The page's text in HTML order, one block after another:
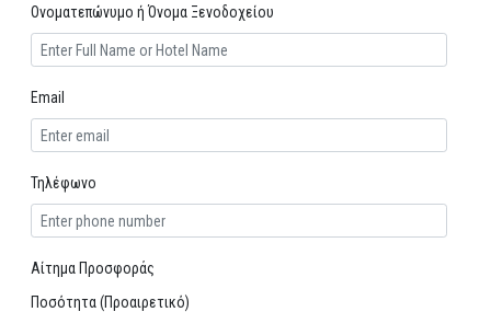
Ονοματεπώνυμο ή Όνομα Ξενοδοχείου
Email
Τηλέφωνο
Αίτημα Προσφοράς
Ποσότητα (Προαιρετικό)